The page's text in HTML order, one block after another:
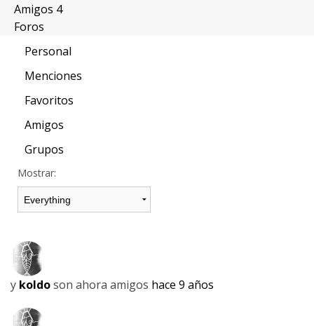
Amigos 4
Foros
Personal
Menciones
Favoritos
Amigos
Grupos
Mostrar:
y koldoson ahora amigos hace 9 años